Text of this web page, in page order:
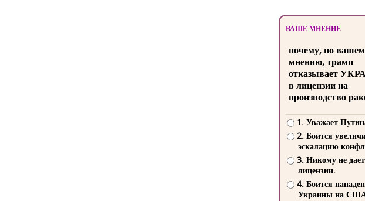
ВАШЕ МНЕНИЕ
почему, по
мнению, трамп
отказывает
в лицензии на
производство
1. Уважает
2. Боится
эскалацию
3. Никому не
лицензии.
4. Боится
Украины на